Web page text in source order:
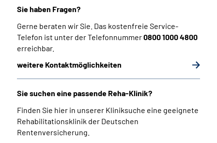
Sie haben Fragen?
Gerne beraten wir Sie. Das kostenfreie Service-
Telefon ist unter der Telefonnummer0800 1000 4800
erreichbar.
weitere Kontaktmöglichkeiten
Sie suchen eine passende Reha-Klinik?
Finden Sie hier in unserer Kliniksuche eine geeignete
Rehabilitationsklinik der Deutschen
Rentenversicherung.